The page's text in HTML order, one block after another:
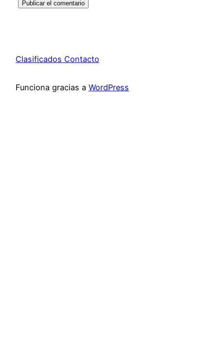
Clasificados Contacto
Funciona gracias a WordPress